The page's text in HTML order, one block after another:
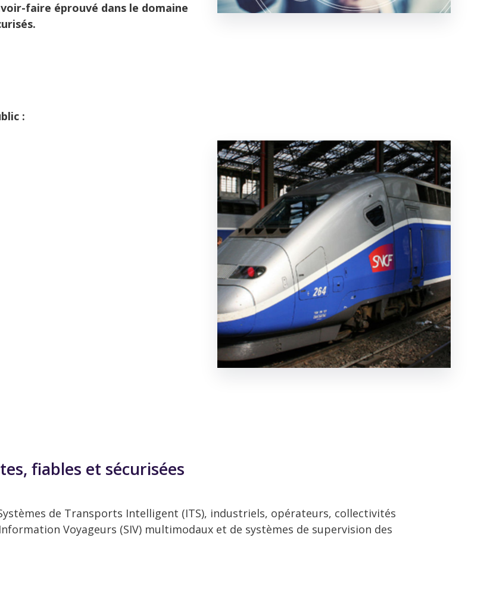
faire éprouvé dans le domaine
:
fiables et sécurisées
de Transports Intelligent (ITS), industriels, opérateurs, collectivités
Voyageurs (SIV) multimodaux et de systèmes de supervision des